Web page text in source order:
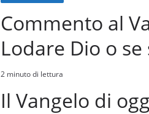
Commento al
Lodare Dio o se
2 minuto di lettura
Il Vangelo di